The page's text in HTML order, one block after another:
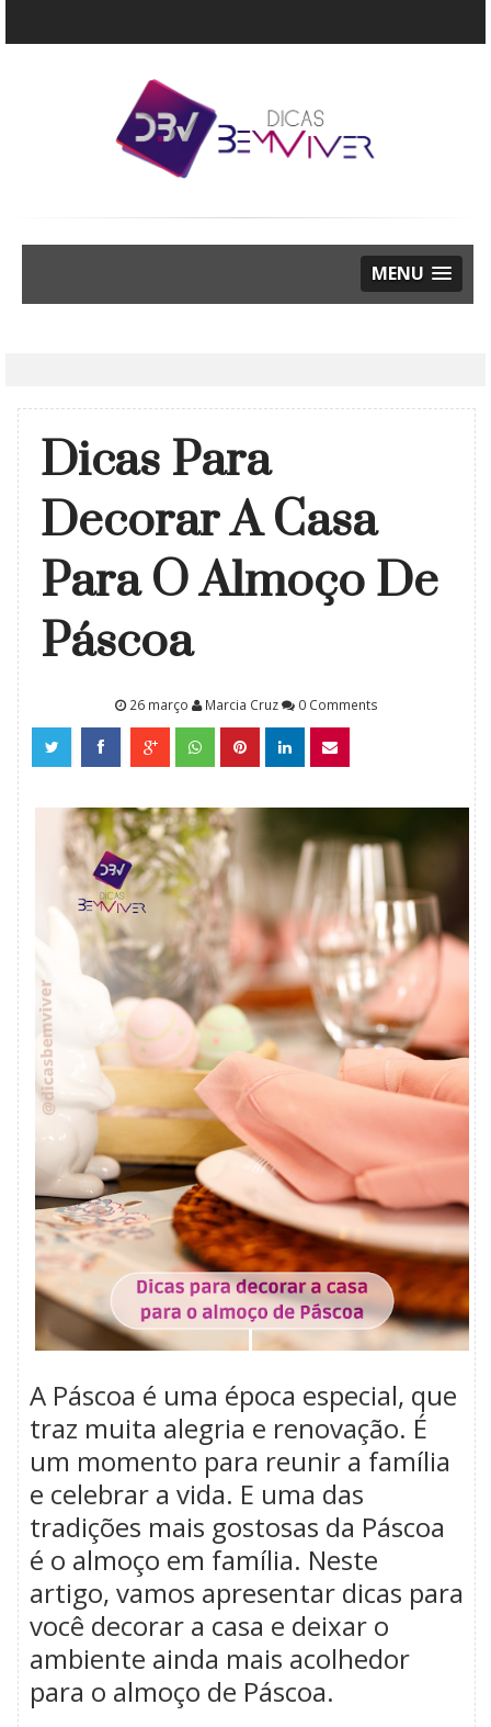
MENU
Dicas Para
Decorar A Casa
Para O Almoço De
Páscoa
26 março Marcia Cruz 0 Comments
A Páscoa é uma época especial, que
traz muita alegria e renovação. É
um momento para reunir a família
e celebrar a vida. E uma das
tradições mais gostosas da Páscoa
é o almoço em família. Neste
artigo, vamos apresentar dicas para
você decorar a casa e deixar o
ambiente ainda mais acolhedor
para o almoço de Páscoa.